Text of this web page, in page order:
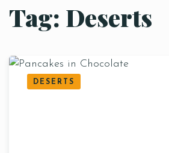
HOME
FOOD
CONTACT
Tag: Deserts
DESERTS